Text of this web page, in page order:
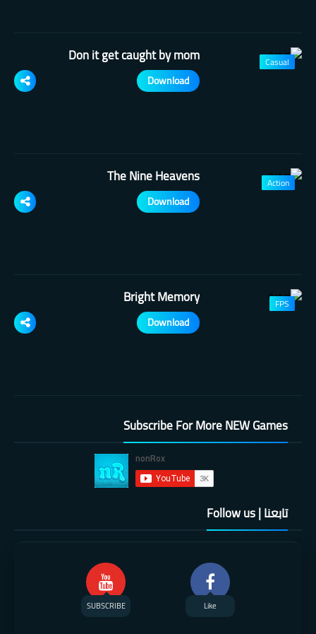
Casual
Don it get caught by mom
Download
Action
The Nine Heavens
Download
FPS
Bright Memory
Download
Subscribe For More NEW Games
تابعنا | Follow us
Like
SUBSCRIBE